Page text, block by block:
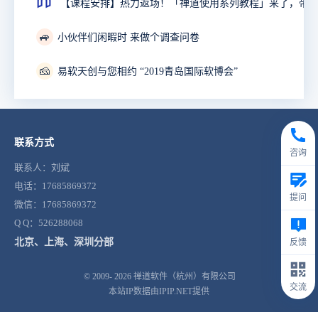
🚙 小伙伴们闲暇时 来做个调查问卷
🧀 易软天创与您相约 “2019青岛国际软博会”
联系方式
联系人：刘斌
电话：17685869372
微信：17685869372
Q Q：526288068
北京、上海、深圳分部
© 2009- 2026 禅道软件（杭州）有限公司
本站IP数据由IPIP.NET提供
咨询
提问
反馈
交流